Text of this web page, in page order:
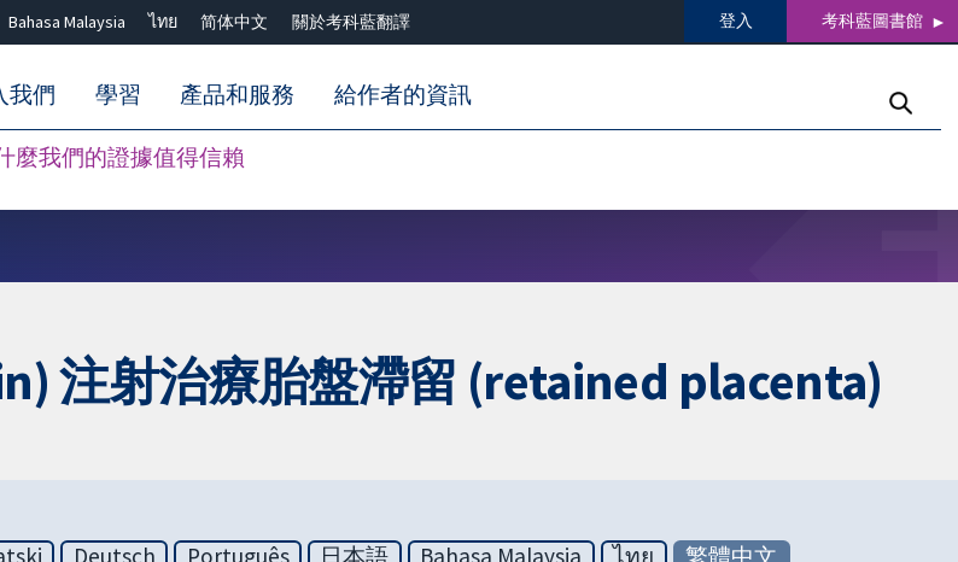
Bahasa Malaysia ไทย 简体中文 關於考科藍翻譯 登入 考科藍圖書館
麼我們的證據值得信賴
我們 學習 產品和服務 給作者的資訊
注射治療胎盤滯留 (retained placenta)